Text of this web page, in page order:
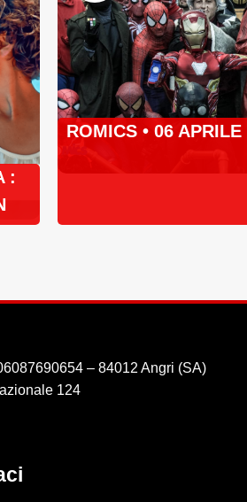
:
ROMICS • 06 APRILE
– 84012 Angri (SA)
124